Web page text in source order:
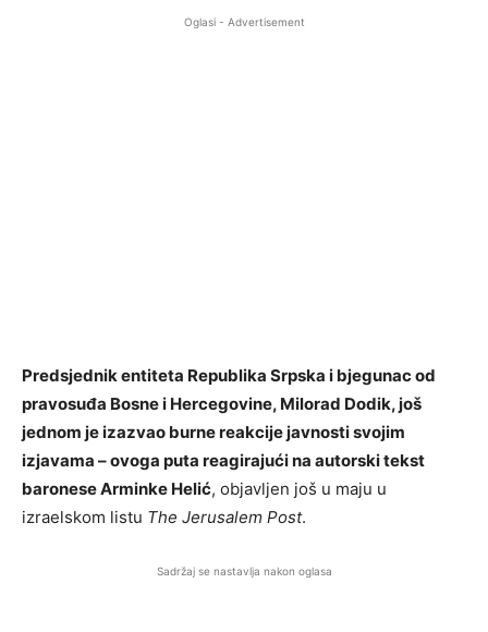
Oglasi - Advertisement
Predsjednik entiteta Republika Srpska i bjegunac od
pravosuđa Bosne i Hercegovine, Milorad Dodik, još
jednom je izazvao burne reakcije javnosti svojim
izjavama – ovoga puta reagirajući na autorski tekst
baronese Arminke Helić, objavljen još u maju u
izraelskom listu The Jerusalem Post.
Sadržaj se nastavlja nakon oglasa